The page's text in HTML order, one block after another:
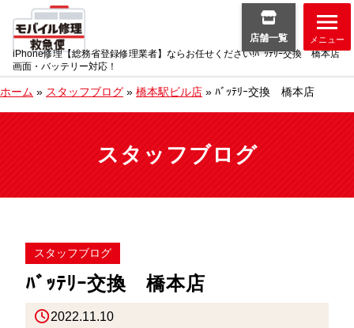
iPhone修理【総務省登録修理業者】ならお任せください!ﾊﾞｯﾃﾘｰ交換 橋本店
画面・バッテリー対応！
店舗一覧 メニュー
ホーム » スタッフブログ » 橋本駅ビル店 » ﾊﾞｯﾃﾘｰ交換 橋本店
スタッフブログ
スタッフブログ
ﾊﾞｯﾃﾘｰ交換 橋本店
2022.11.10